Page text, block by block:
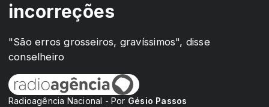
incorreções
"São erros grosseiros, gravíssimos", disse
conselheiro
Radioagência Nacional - Por Gésio Passos